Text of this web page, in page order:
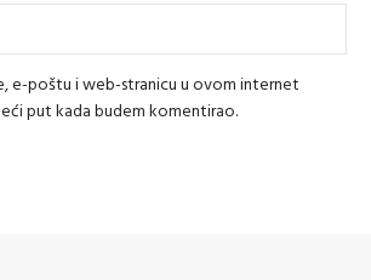
e-poštu i web-stranicu u ovom internet
put kada budem komentirao.